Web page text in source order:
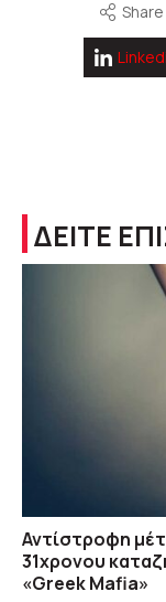
Share
ΔΕΙΤΕ
Αντίστροφη
31χρονου
«Greek Mafia»